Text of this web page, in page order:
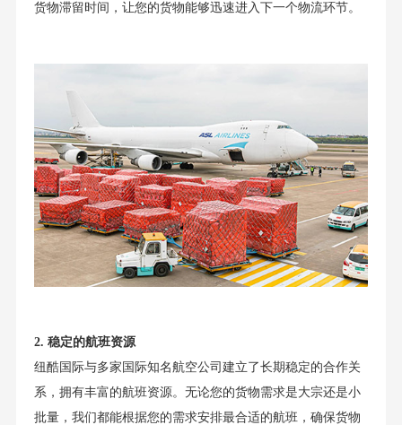
货物滞留时间，让您的货物能够迅速进入下一个物流环节。
2. 稳定的航班资源
纽酷国际与多家国际知名航空公司建立了长期稳定的合作关
系，拥有丰富的航班资源。无论您的货物需求是大宗还是小
批量，我们都能根据您的需求安排最合适的航班，确保货物